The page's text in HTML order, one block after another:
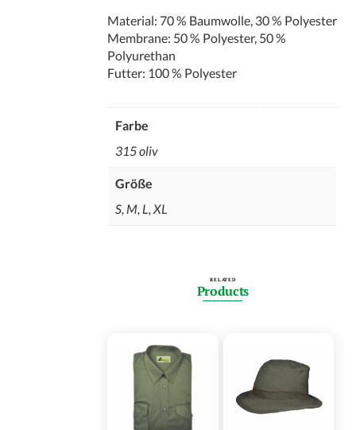
Material: 70 % Baumwolle, 30 % Polyester
Membrane: 50 % Polyester, 50 %
Polyurethan
Futter: 100 % Polyester
Farbe
315 oliv
Größe
S, M, L, XL
RELATED
Products